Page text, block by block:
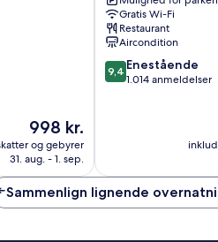
Prisen
998 kr.
998 kr.
og gebyrer
31. aug. - 1. sep.
Jongno-
gu
Gratis Wi-Fi
Restaurant
Aircondition
9.4
ud
9,4 Enestående
1.014 anmeldelser
Sammenlign lignende